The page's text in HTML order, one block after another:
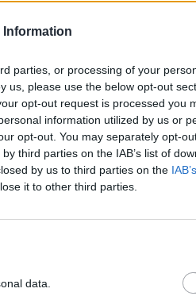
Information
parties, or processing of your
us, please use the below opt-out
opt-out request is processed you
information utilized by us or
opt-out. You may separately opt-
third parties on the IAB’s list of
by us to third parties on the
it to other third parties.
data.